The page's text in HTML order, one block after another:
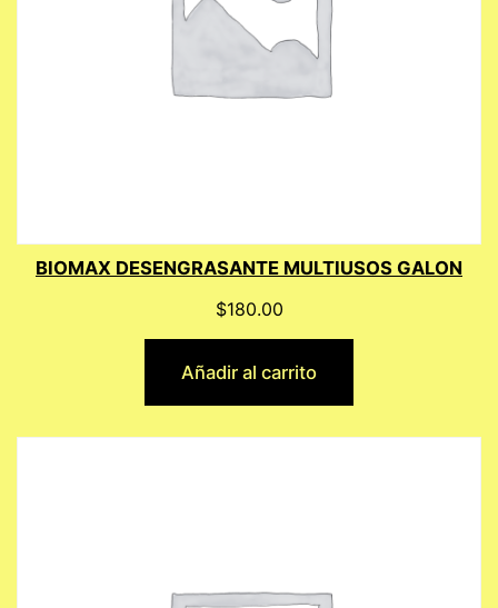
BIOMAX DESENGRASANTE MULTIUSOS GALON
$180.00
Añadir al carrito